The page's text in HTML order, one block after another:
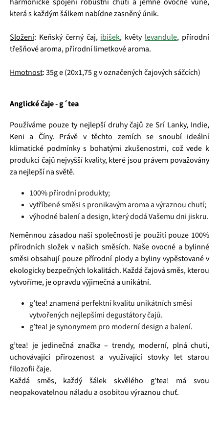
která s každým šálkem nabídne zasněný únik.
Složení: Keňský černý čaj, ibišek, květy levandule, přírodní
třešňové aroma, přírodní limetkové aroma.
Hmotnost: 35g e (20x1,75 g v označených čajových sáčcích)
Anglické čaje - g´tea
Používáme pouze ty nejlepší druhy čajů ze Srí Lanky, Indie,
Keni a Číny. Právě v těchto zemích se snoubí ideální
klimatické podmínky s bohatými zkušenostmi, což vede k
produkci čajů nejvyšší kvality, které jsou právem považovány
za nejlepší na světě.
100% přírodní produkty;
vytříbené směsi s pronikavým aroma a výraznou chutí;
výhodné balení a design, který dodá Vašemu dni jiskru.
Neměnnou zásadou naší společnosti je použití pouze 100%
přírodních složek v našich směsích. Naše ovocné a bylinné
směsi obsahují pouze přírodní plody a byliny vypěstované v
ekologicky bezpečných lokalitách. Každá čajová směs, kterou
vytvoříme, je opravdu výjimečná a unikátní.
g’tea! znamená perfektní kvalitu unikátních směsí
vytvořených nejlepšími degustátory čajů.
g’tea! je synonymem pro moderní design a balení.
g’tea! je jedinečná značka – trendy, moderní, plná chuti,
uchovávající přirozenost a využívající stovky let starou
filozofii čaje.
Každá směs, každý šálek skvělého g′tea! má svou
neopakovatelnou náladu a osobitou výraznou chuť.